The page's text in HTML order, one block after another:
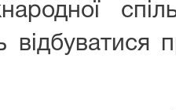
відбуватися